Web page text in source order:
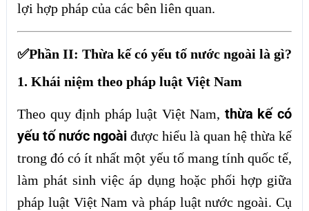
lợi hợp pháp của các bên liên quan.
✅Phần II: Thừa kế có yếu tố nước ngoài là gì?
1. Khái niệm theo pháp luật Việt Nam
Theo quy định pháp luật Việt Nam, thừa kế có
yếu tố nước ngoàiđược hiểu là quan hệ thừa kế
trong đó có ít nhất một yếu tố mang tính quốc tế,
làm phát sinh việc áp dụng hoặc phối hợp giữa
pháp luật Việt Nam và pháp luật nước ngoài. Cụ